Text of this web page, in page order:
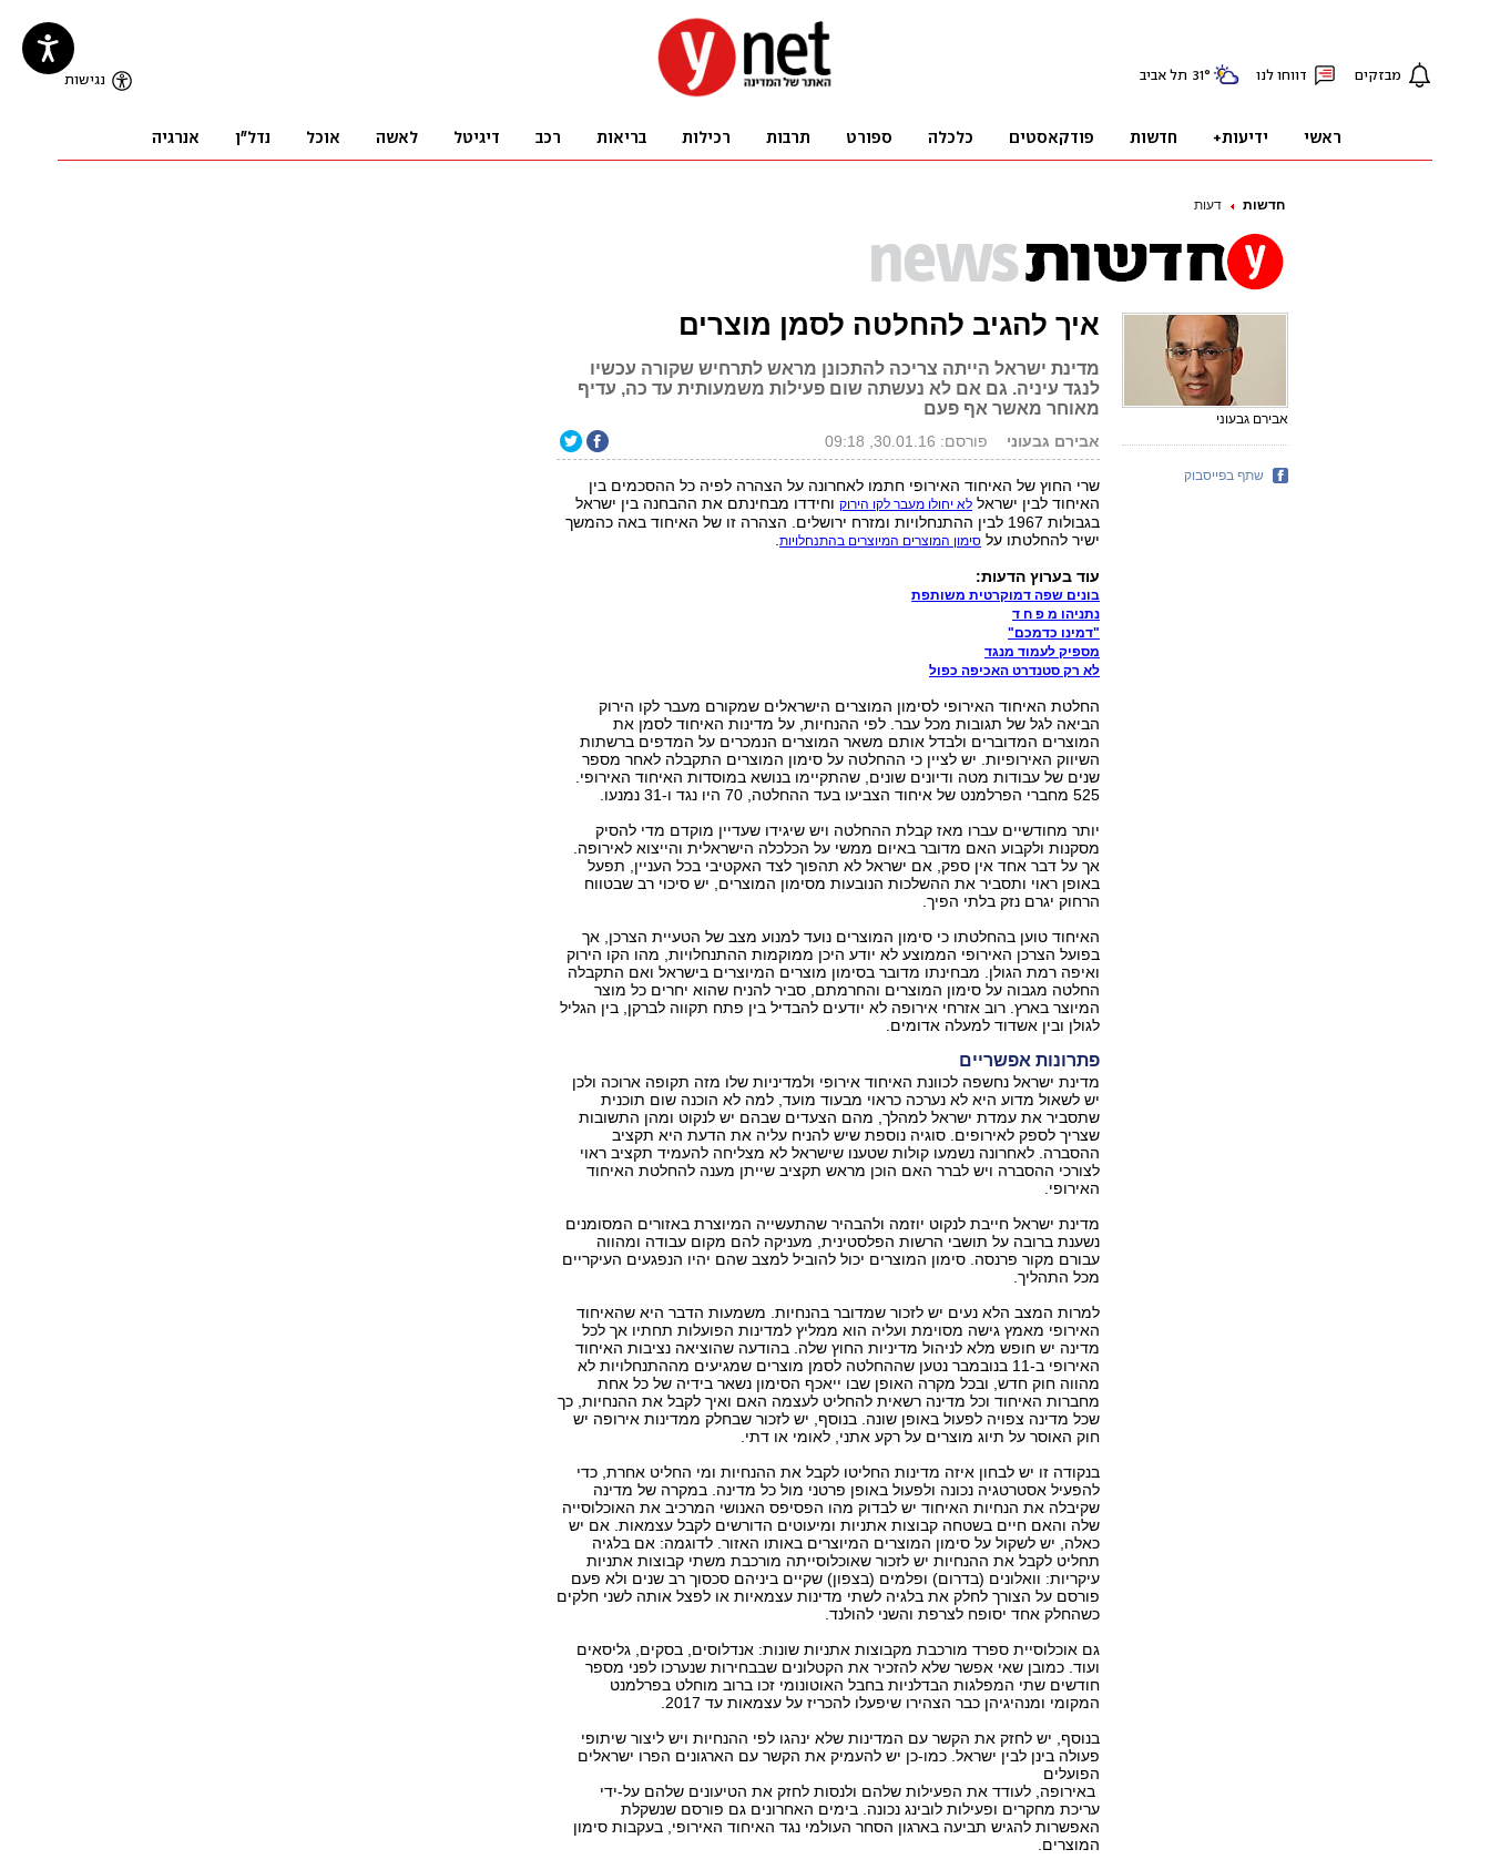
חדשות דעות
איך להגיב להחלטה לסמן מוצרים
מדינת ישראל הייתה צריכה להתכונן מראש לתרחיש שקורה עכשיו
לנגד עיניה. גם אם לא נעשתה שום פעילות משמעותית עד כה, עדיף
מאוחר מאשר אף פעם
אבירם גבעוני פורסם: 30.01.16, 09:18
שרי החוץ של האיחוד האירופי חתמו לאחרונה על הצהרה לפיה כל ההסכמים בין
האיחוד לבין ישראל לא יחולו מעבר לקו הירוקוחידדו מבחינתם את ההבחנה בין ישראל
בגבולות 1967 לבין ההתנחלויות ומזרח ירושלים. הצהרה זו של האיחוד באה כהמשך
ישיר להחלטתו על סימון המוצרים המיוצרים בהתנחלויות.
עוד בערוץ הדעות:
בונים שפה דמוקרטית משותפת
נתניהו מ פ ח ד
"דמינו כדמכם"
מספיק לעמוד מנגד
לא רק סטנדרט האכיפה כפול
החלטת האיחוד האירופי לסימון המוצרים הישראלים שמקורם מעבר לקו הירוק
הביאה לגל של תגובות מכל עבר. לפי ההנחיות, על מדינות האיחוד לסמן את
המוצרים המדוברים ולבדל אותם משאר המוצרים הנמכרים על המדפים ברשתות
השיווק האירופיות. יש לציין כי ההחלטה על סימון המוצרים התקבלה לאחר מספר
שנים של עבודות מטה ודיונים שונים, שהתקיימו בנושא במוסדות האיחוד האירופי.
525 מחברי הפרלמנט של איחוד הצביעו בעד ההחלטה, 70 היו נגד ו-31 נמנעו.
יותר מחודשיים עברו מאז קבלת ההחלטה ויש שיגידו שעדיין מוקדם מדי להסיק
מסקנות ולקבוע האם מדובר באיום ממשי על הכלכלה הישראלית והייצוא לאירופה.
אך על דבר אחד אין ספק, אם ישראל לא תהפוך לצד האקטיבי בכל העניין, תפעל
באופן ראוי ותסביר את ההשלכות הנובעות מסימון המוצרים, יש סיכוי רב שבטווח
הרחוק יגרם נזק בלתי הפיך.
האיחוד טוען בהחלטתו כי סימון המוצרים נועד למנוע מצב של הטעיית הצרכן, אך
בפועל הצרכן האירופי הממוצע לא יודע היכן ממוקמות ההתנחלויות, מהו הקו הירוק
ואיפה רמת הגולן. מבחינתו מדובר בסימון מוצרים המיוצרים בישראל ואם התקבלה
החלטה מגבוה על סימון המוצרים והחרמתם, סביר להניח שהוא יחרים כל מוצר
המיוצר בארץ. רוב אזרחי אירופה לא יודעים להבדיל בין פתח תקווה לברקן, בין הגליל
לגולן ובין אשדוד למעלה אדומים.
פתרונות אפשריים
מדינת ישראל נחשפה לכוונת האיחוד אירופי ולמדיניות שלו מזה תקופה ארוכה ולכן
יש לשאול מדוע היא לא נערכה כראוי מבעוד מועד, למה לא הוכנה שום תוכנית
שתסביר את עמדת ישראל למהלך, מהם הצעדים שבהם יש לנקוט ומהן התשובות
שצריך לספק לאירופים. סוגיה נוספת שיש להניח עליה את הדעת היא תקציב
ההסברה. לאחרונה נשמעו קולות שטענו שישראל לא מצליחה להעמיד תקציב ראוי
לצורכי ההסברה ויש לברר האם הוכן מראש תקציב שייתן מענה להחלטת האיחוד
האירופי.
מדינת ישראל חייבת לנקוט יוזמה ולהבהיר שהתעשייה המיוצרת באזורים המסומנים
נשענת ברובה על תושבי הרשות הפלסטינית, מעניקה להם מקום עבודה ומהווה
עבורם מקור פרנסה. סימון המוצרים יכול להוביל למצב שהם יהיו הנפגעים העיקריים
מכל התהליך.
למרות המצב הלא נעים יש לזכור שמדובר בהנחיות. משמעות הדבר היא שהאיחוד
האירופי מאמץ גישה מסוימת ועליה הוא ממליץ למדינות הפועלות תחתיו אך לכל
מדינה יש חופש מלא לניהול מדיניות החוץ שלה. בהודעה שהוציאה נציבות האיחוד
האירופי ב-11 בנובמבר נטען שההחלטה לסמן מוצרים שמגיעים מההתנחלויות לא
מהווה חוק חדש, ובכל מקרה האופן שבו ייאכף הסימון נשאר בידיה של כל אחת
מחברות האיחוד וכל מדינה רשאית להחליט לעצמה האם ואיך לקבל את ההנחיות, כך
שכל מדינה צפויה לפעול באופן שונה. בנוסף, יש לזכור שבחלק ממדינות אירופה יש
חוק האוסר על תיוג מוצרים על רקע אתני, לאומי או דתי.
בנקודה זו יש לבחון איזה מדינות החליטו לקבל את ההנחיות ומי החליט אחרת, כדי
להפעיל אסטרטגיה נכונה ולפעול באופן פרטני מול כל מדינה. במקרה של מדינה
שקיבלה את הנחיות האיחוד יש לבדוק מהו הפסיפס האנושי המרכיב את האוכלוסייה
שלה והאם חיים בשטחה קבוצות אתניות ומיעוטים הדורשים לקבל עצמאות. אם יש
כאלה, יש לשקול על סימון המוצרים המיוצרים באותו האזור. לדוגמה: אם בלגיה
תחליט לקבל את ההנחיות יש לזכור שאוכלוסייתה מורכבת משתי קבוצות אתניות
עיקריות: וואלונים (בדרום) ופלמים (בצפון) שקיים ביניהם סכסוך רב שנים ולא פעם
פורסם על הצורך לחלק את בלגיה לשתי מדינות עצמאיות או לפצל אותה לשני חלקים
כשהחלק אחד יסופח לצרפת והשני להולנד.
גם אוכלוסיית ספרד מורכבת מקבוצות אתניות שונות: אנדלוסים, בסקים, גליסאים
ועוד. כמובן שאי אפשר שלא להזכיר את הקטלונים שבבחירות שנערכו לפני מספר
חודשים שתי המפלגות הבדלניות בחבל האוטונומי זכו ברוב מוחלט בפרלמנט
המקומי ומנהיגיהן כבר הצהירו שיפעלו להכריז על עצמאות עד 2017.
בנוסף, יש לחזק את הקשר עם המדינות שלא ינהגו לפי ההנחיות ויש ליצור שיתופי
פעולה בינן לבין ישראל. כמו-כן יש להעמיק את הקשר עם הארגונים הפרו ישראלים
הפועלים
באירופה, לעודד את הפעילות שלהם ולנסות לחזק את הטיעונים שלהם על-ידי
עריכת מחקרים ופעילות לובינג נכונה. בימים האחרונים גם פורסם שנשקלת
האפשרות להגיש תביעה בארגון הסחר העולמי נגד האיחוד האירופי, בעקבות סימון
המוצרים.
אבירם גבעוני
שתף בפייסבוק